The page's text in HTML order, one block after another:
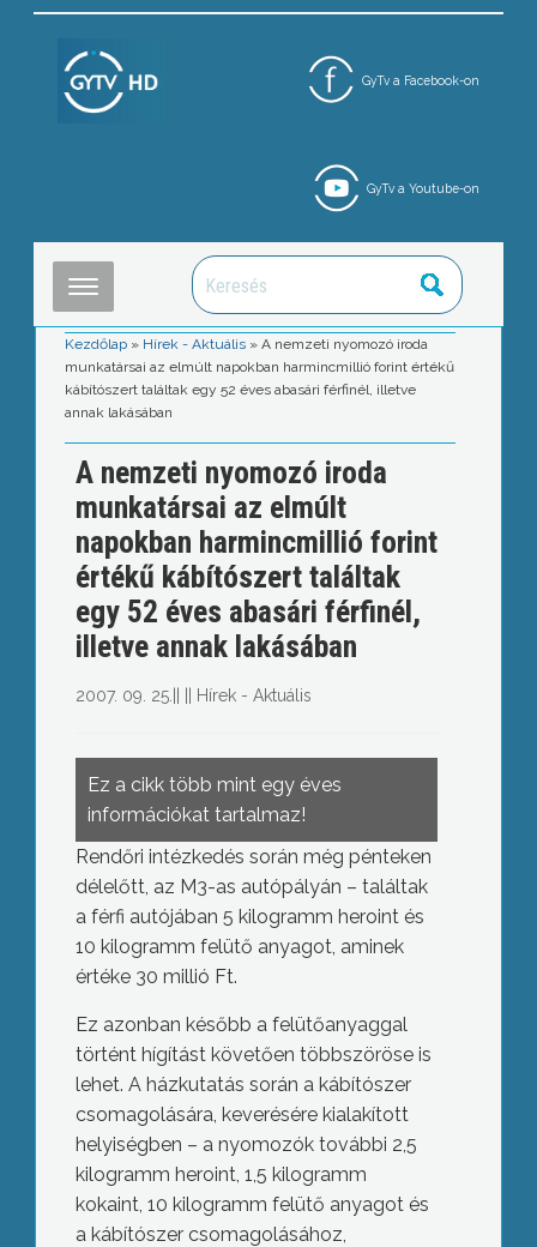
GyTv a Facebook-on
GyTv a Youtube-on
Kezdőlap » Hírek - Aktuális »A nemzeti nyomozó iroda
munkatársai az elmúlt napokban harmincmillió forint értékű
kábítószert találtak egy 52 éves abasári férfinél, illetve
annak lakásában
A nemzeti nyomozó iroda
munkatársai az elmúlt
napokban harmincmillió forint
értékű kábítószert találtak
egy 52 éves abasári férfinél,
illetve annak lakásában
2007. 09. 25. Hírek - Aktuális
Ez a cikk több mint egy éves
információkat tartalmaz!
Rendőri intézkedés során még pénteken
délelőtt, az M3-as autópályán – találtak
a férfi autójában 5 kilogramm heroint és
10 kilogramm felütő anyagot, aminek
értéke 30 millió Ft.
Ez azonban később a felütőanyaggal
történt hígítást követően többszöröse is
lehet. A házkutatás során a kábítószer
csomagolására, keverésére kialakított
helyiségben – a nyomozók további 2,5
kilogramm heroint, 1,5 kilogramm
kokaint, 10 kilogramm felütő anyagot és
a kábítószer csomagolásához,